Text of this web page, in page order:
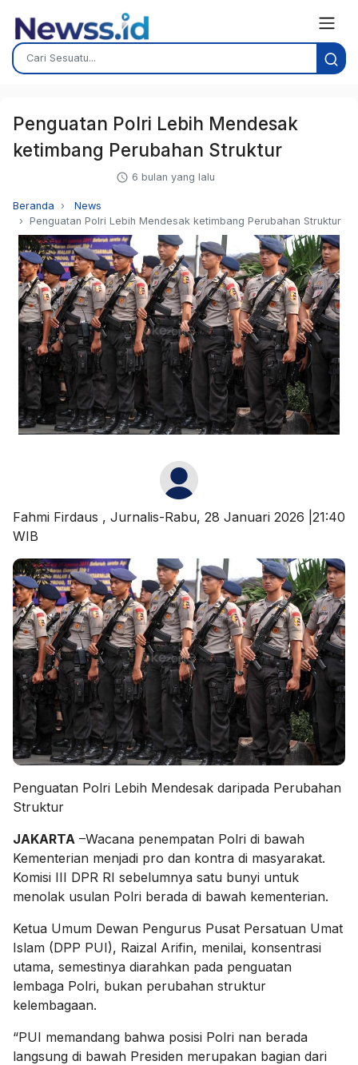
Penguatan Polri Lebih Mendesak
ketimbang Perubahan Struktur
6 bulan yang lalu
Beranda
News
Penguatan Polri Lebih Mendesak ketimbang Perubahan Struktur
Fahmi Firdaus , Jurnalis-Rabu, 28 Januari 2026 |21:40
WIB
Penguatan Polri Lebih Mendesak daripada Perubahan
Struktur
JAKARTA –Wacana penempatan Polri di bawah
Kementerian menjadi pro dan kontra di masyarakat.
Komisi III DPR RI sebelumnya satu bunyi untuk
menolak usulan Polri berada di bawah kementerian.
Ketua Umum Dewan Pengurus Pusat Persatuan Umat
Islam (DPP PUI), Raizal Arifin, menilai, konsentrasi
utama, semestinya diarahkan pada penguatan
lembaga Polri, bukan perubahan struktur
kelembagaan.
“PUI memandang bahwa posisi Polri nan berada
langsung di bawah Presiden merupakan bagian dari